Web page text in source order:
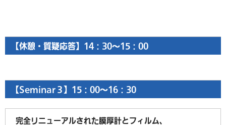
【休憩・質疑応答】14：30～15：00
【Seminar３】15：00～16：30
完全リニューアルされた膜厚計とフィルム、